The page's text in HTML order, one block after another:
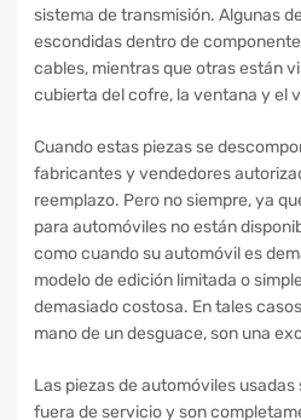
sistema de transmisión. Algunas
escondidas dentro de
cables, mientras que otras están
cubierta del cofre, la ventana y el
Cuando estas piezas se
fabricantes y vendedores
reemplazo. Pero no siempre, ya
para automóviles no están
como cuando su automóvil es
modelo de edición limitada o
demasiado costosa. En tales
mano de un desguace, son una
Las piezas de automóviles
fuera de servicio y son